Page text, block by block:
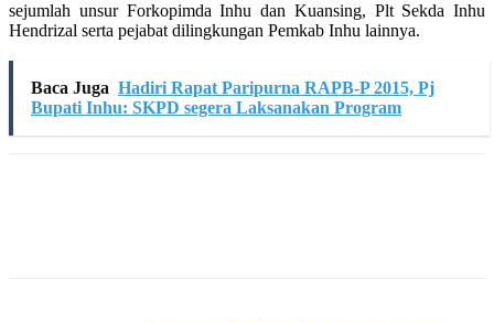
sejumlah unsur Forkopimda Inhu dan Kuansing, Plt Sekda Inhu
Hendrizal serta pejabat dilingkungan Pemkab Inhu lainnya.
Baca Juga Hadiri Rapat Paripurna RAPB-P 2015, Pj
Bupati Inhu: SKPD segera Laksanakan Program